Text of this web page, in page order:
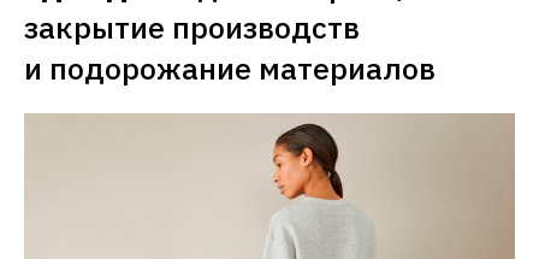
закрытие производств
и подорожание материалов